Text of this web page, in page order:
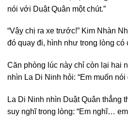
nói với Duật Quân một chút.”
“Vậy chị ra xe trước!” Kim Nhàn
đó quay đi, hình như trong lòng có
Căn phòng lúc này chỉ còn lại hai
nhìn La Di Ninh hỏi: “Em muốn
La Di Ninh nhìn Duật Quân thẳng
suy nghĩ trong lòng: “Em nghĩ…